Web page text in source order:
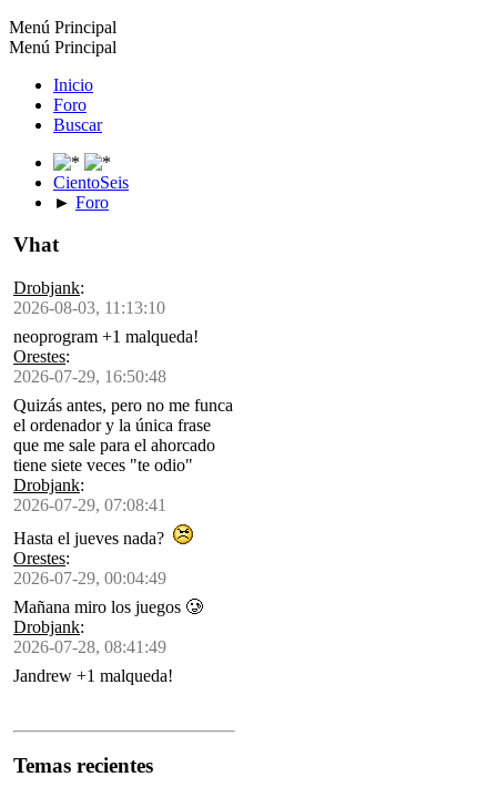
Menú Principal
Menú Principal
Inicio
Foro
Buscar
CientoSeis
► Foro
Vhat
Drobjank:
2026-08-03, 11:13:10
neoprogram +1 malqueda!
Orestes:
2026-07-29, 16:50:48
Quizás antes, pero no me funca
el ordenador y la única frase
que me sale para el ahorcado
tiene siete veces "te odio"
Drobjank:
2026-07-29, 07:08:41
Hasta el jueves nada?
Orestes:
2026-07-29, 00:04:49
Mañana miro los juegos 🥲
Drobjank:
2026-07-28, 08:41:49
Jandrew +1 malqueda!
Temas recientes